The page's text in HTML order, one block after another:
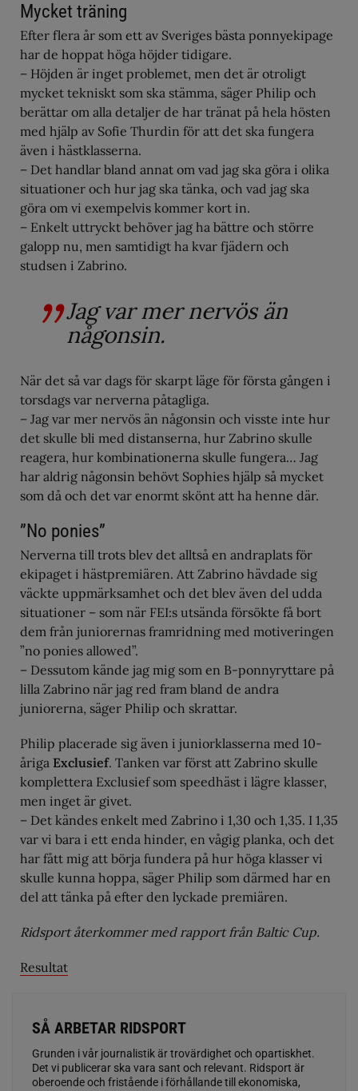
Mycket träning
Efter flera år som ett av Sveriges bästa ponnyekipage
har de hoppat höga höjder tidigare.
– Höjden är inget problemet, men det är otroligt
mycket tekniskt som ska stämma, säger Philip och
berättar om alla detaljer de har tränat på hela hösten
med hjälp av Sofie Thurdin för att det ska fungera
även i hästklasserna.
– Det handlar bland annat om vad jag ska göra i olika
situationer och hur jag ska tänka, och vad jag ska
göra om vi exempelvis kommer kort in.
– Enkelt uttryckt behöver jag ha bättre och större
galopp nu, men samtidigt ha kvar fjädern och
studsen i Zabrino.
Jag var mer nervös än
någonsin.
När det så var dags för skarpt läge för första gången i
torsdags var nerverna påtagliga.
– Jag var mer nervös än någonsin och visste inte hur
det skulle bli med distanserna, hur Zabrino skulle
reagera, hur kombinationerna skulle fungera… Jag
har aldrig någonsin behövt Sophies hjälp så mycket
som då och det var enormt skönt att ha henne där.
”No ponies”
Nerverna till trots blev det alltså en andraplats för
ekipaget i hästpremiären. Att Zabrino hävdade sig
väckte uppmärksamhet och det blev även del udda
situationer – som när FEI:s utsända försökte få bort
dem från juniorernas framridning med motiveringen
”no ponies allowed”.
– Dessutom kände jag mig som en B-ponnyryttare på
lilla Zabrino när jag red fram bland de andra
juniorerna, säger Philip och skrattar.
Philip placerade sig även i juniorklasserna med 10-
åriga Exclusief. Tanken var först att Zabrino skulle
komplettera Exclusief som speedhäst i lägre klasser,
men inget är givet.
– Det kändes enkelt med Zabrino i 1,30 och 1,35. I 1,35
var vi bara i ett enda hinder, en vågig planka, och det
har fått mig att börja fundera på hur höga klasser vi
skulle kunna hoppa, säger Philip som därmed har en
del att tänka på efter den lyckade premiären.
Ridsport återkommer med rapport från Baltic Cup.
Resultat
SÅ ARBETAR RIDSPORT
Grunden i vår journalistik är trovärdighet och opartiskhet.
Det vi publicerar ska vara sant och relevant. Ridsport är
oberoende och fristående i förhållande till ekonomiska,